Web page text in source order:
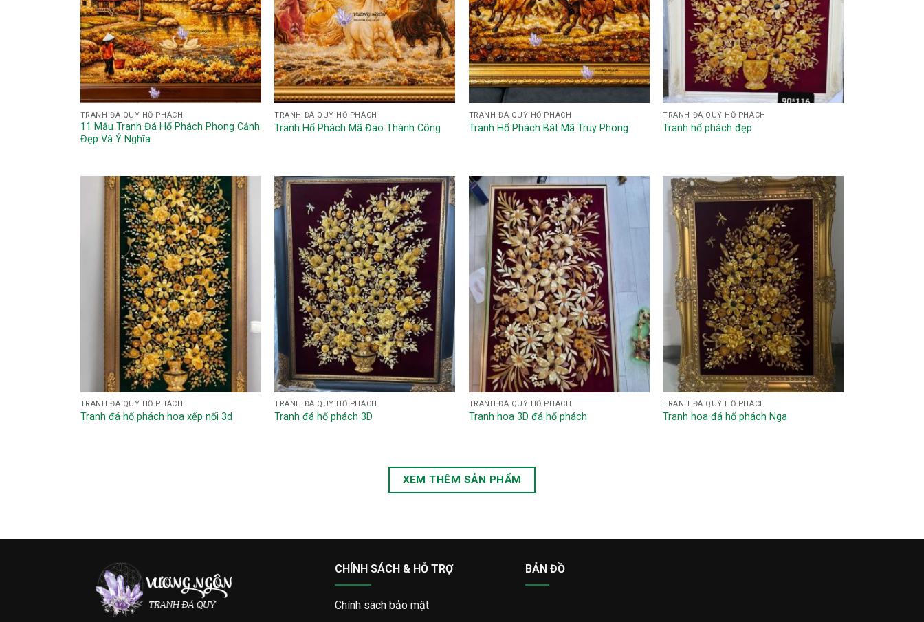
TRANH ĐÁ QUÝ HỔ PHÁCH
11 Mẫu Tranh Đá Hổ Phách Phong Cảnh
Đẹp Và Ý Nghĩa
TRANH ĐÁ QUÝ HỔ PHÁCH
Tranh Hổ Phách Mã Đáo Thành Công
TRANH ĐÁ QUÝ HỔ PHÁCH
Tranh Hổ Phách Bát Mã Truy Phong
TRANH ĐÁ QUÝ HỔ PHÁCH
Tranh hổ phách đẹp
TRANH ĐÁ QUÝ HỔ PHÁCH
Tranh đá hổ phách hoa xếp nổi 3d
TRANH ĐÁ QUÝ HỔ PHÁCH
Tranh đá hổ phách 3D
TRANH ĐÁ QUÝ HỔ PHÁCH
Tranh hoa 3D đá hổ phách
TRANH ĐÁ QUÝ HỔ PHÁCH
Tranh hoa đá hổ phách Nga
XEM THÊM SẢN PHẨM
CHÍNH SÁCH & HỖ TRỢ
Chính sách bảo mật
BẢN ĐỒ